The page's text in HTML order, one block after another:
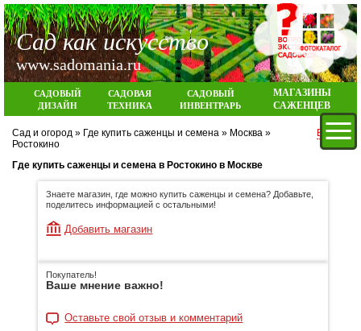
Сад как искусство
www.sadomania.ru
САДОВЫЙ
ДИЗАЙН
САДОВАЯ
ТЕХНИКА
САДОВЫЙ
ИНВЕНТРАРЬ
МАГАЗИНЫ
САЖЕНЦЕВ
Сад и огород » Где купить саженцы и семена » Москва »
Ростокино
Вход
Где купить саженцы и семена в Ростокино в Москве
Знаете магазин, где можно купить саженцы и семена? Добавьте,
поделитесь информацией с остальными!
Добавить магазин
Покупатель!
Ваше мнение важно!
Оставьте свой отзыв и комментарий